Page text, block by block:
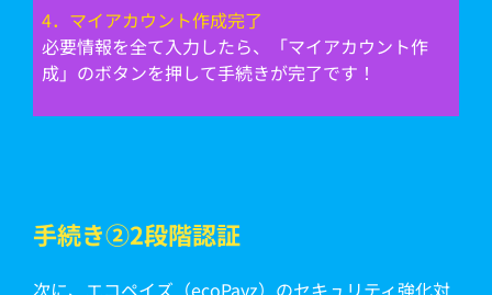
4．マイアカウント作成完了
必要情報を全て入力したら、「マイアカウント作
成」のボタンを押して手続きが完了です！
手続き➁2段階認証
次に、エコペイズ（ecoPayz）のセキュリティ強化対